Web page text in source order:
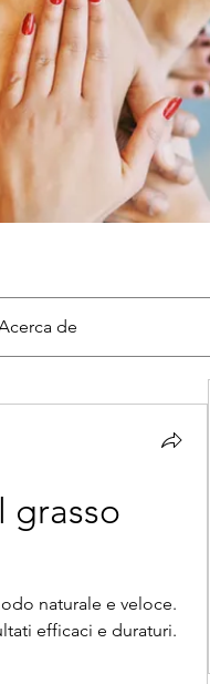
de
grasso
naturale e veloce.
efficaci e duraturi.